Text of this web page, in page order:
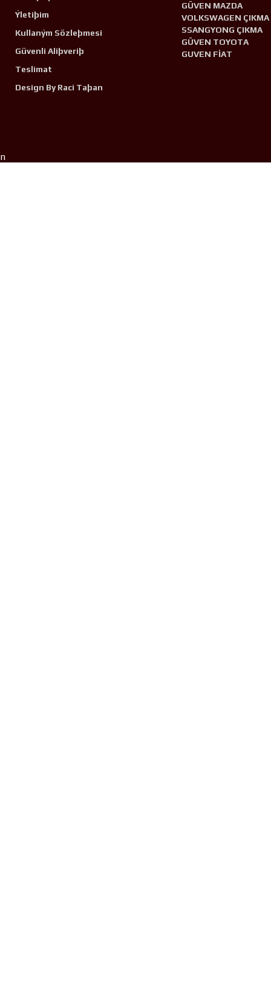
Ýletiþim
Kullaným Sözleþmesi
Güvenli Aliþveriþ
Teslimat
Design By Raci Taþan
GÜVEN MAZDA
VOLKSWAGEN ÇIKMA
SSANGYONG ÇIKMA
GÜVEN TOYOTA
GUVEN FİAT
n